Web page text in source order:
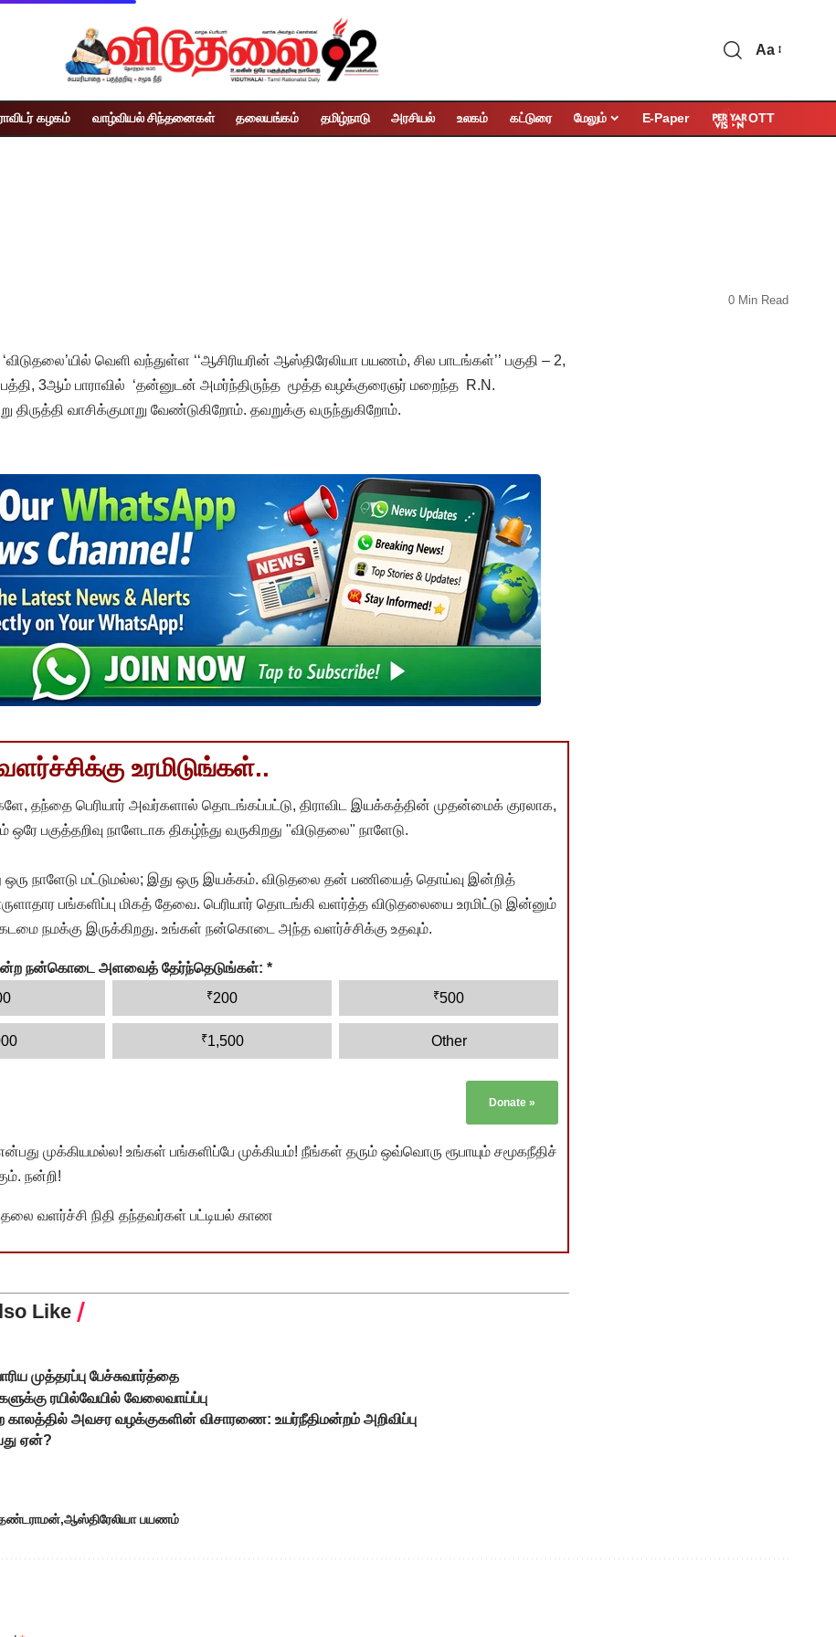
Aa
கழகம் வாழ்வியல் சிந்தனைகள் தலையங்கம் தமிழ்நாடு அரசியல் உலகம் கட்டுரை மேலும் E-Paper OTT
0 Min Read
வெளி வந்துள்ள ‘‘ஆசிரியரின் ஆஸ்திரேலியா பயணம், சில பாடங்கள்’’ பகுதி – 2,
3ஆம் பாராவில் ‘தன்னுடன் அமர்ந்திருந்த மூத்த வழக்குரைஞர் மறைந்த R.N.
வாசிக்குமாறு வேண்டுகிறோம். தவறுக்கு வருந்துகிறோம்.
உரமிடுங்கள்..
தந்தை பெரியார் அவர்களால் தொடங்கப்பட்டு, திராவிட இயக்கத்தின் முதன்மைக் குரலாக,
ஒரே பகுத்தறிவு நாளேடாக திகழ்ந்து வருகிறது "விடுதலை" நாளேடு.
ஒரு நாளேடு மட்டுமல்ல; இது ஒரு இயக்கம். விடுதலை தன் பணியைத் தொய்வு இன்றித்
பங்களிப்பு மிகத் தேவை. பெரியார் தொடங்கி வளர்த்த விடுதலையை உரமிட்டு இன்னும்
நமக்கு இருக்கிறது. உங்கள் நன்கொடை அந்த வளர்ச்சிக்கு உதவும்.
நன்கொடை அளவைத் தேர்ந்தெடுங்கள்: *
₹200 ₹500
₹1,500 Other
Donate »
முக்கியமல்ல! உங்கள் பங்களிப்பே முக்கியம்! நீங்கள் தரும் ஒவ்வொரு ரூபாயும் சமூகநீதிச்
நன்றி!
வளர்ச்சி நிதி தந்தவர்கள் பட்டியல் காண
Like
முத்தரப்பு பேச்சுவார்த்தை
ரயில்வேயில் வேலைவாய்ப்பு
காலத்தில் அவசர வழக்குகளின் விசாரணை: உயர்நீதிமன்றம் அறிவிப்பு
ஏன்?
ஆஸ்திரேலியா பயணம்